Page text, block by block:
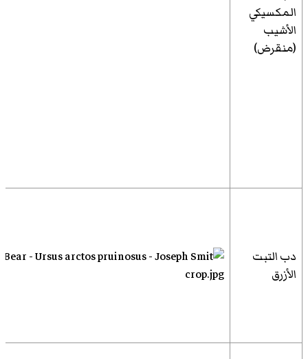
المكسيكي
الأشيب
(منقرض)
دب التبت
الأزرق